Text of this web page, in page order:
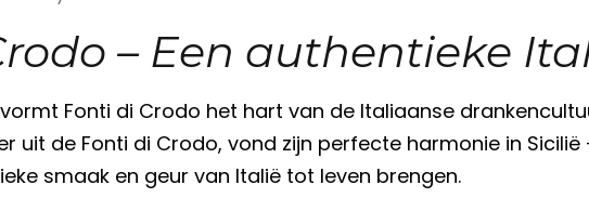
– Een authentieke
vormt Fonti di Crodo het hart van de Italiaanse
uit de Fonti di Crodo, vond zijn perfecte harmonie in
smaak en geur van Italië tot leven brengen.